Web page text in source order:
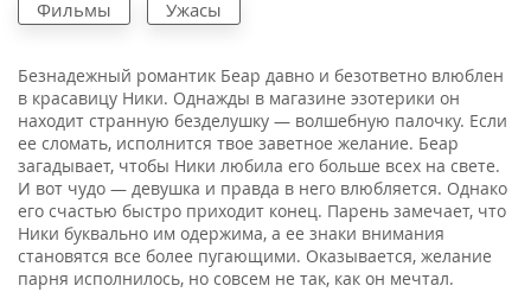
Фильмы Ужасы
Безнадежный романтик Беар давно и безответно влюблен
в красавицу Ники. Однажды в магазине эзотерики он
находит странную безделушку — волшебную палочку. Если
ее сломать, исполнится твое заветное желание. Беар
загадывает, чтобы Ники любила его больше всех на свете.
И вот чудо — девушка и правда в него влюбляется. Однако
его счастью быстро приходит конец. Парень замечает, что
Ники буквально им одержима, а ее знаки внимания
становятся все более пугающими. Оказывается, желание
парня исполнилось, но совсем не так, как он мечтал.